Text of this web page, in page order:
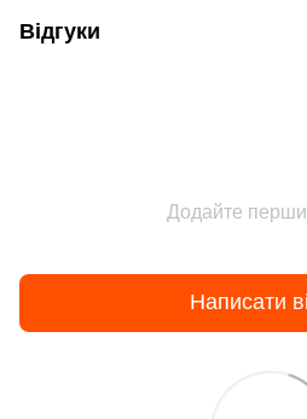
Відгуки
Додайте
Написати